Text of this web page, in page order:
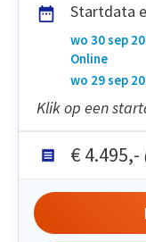
Startdata
wo 30 sep
Online
wo 29 sep
Klik op een
€ 4.495,-